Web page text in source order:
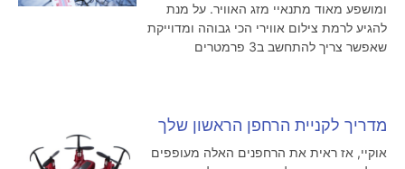
ומושפע מאוד מתנאיי מזג האוויר. על מנת
להגיע לרמת צילום אווירי הכי גבוהה ומדוייקת
שאפשר צריך להתחשב ב3 פרמטרים
מדריך לקניית הרחפן הראשון שלך
אוקיי, אז ראית את הרחפנים האלה מעופפים